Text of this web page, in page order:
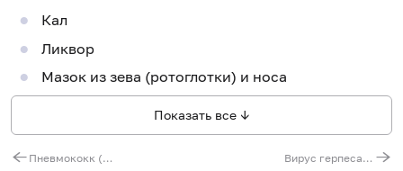
Кал
Ликвор
Мазок из зева (ротоглотки) и носа
Показать все ↓
Пневмококк (Streptococcus pneumoniae), ДНК [реал-тайм ПЦР] Вирус герпеса человека 8-го типа (Human Herpes Virus 8), ДНК [реал-тайм ПЦР]